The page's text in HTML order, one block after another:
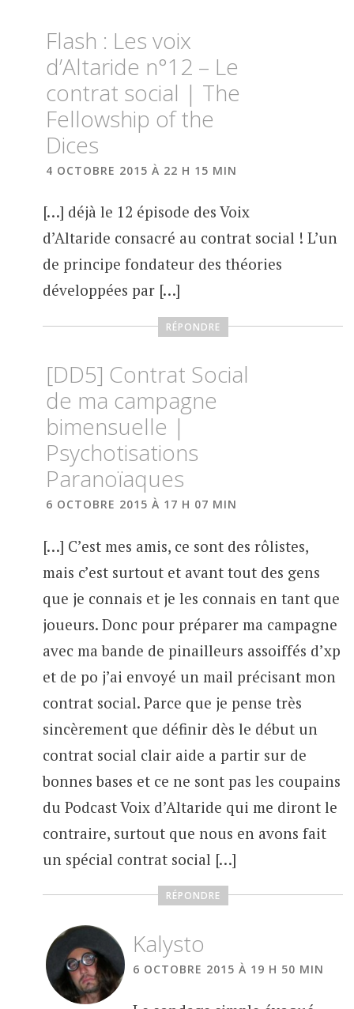
Flash : Les voix
d’Altaride n°12 – Le
contrat social | The
Fellowship of the
Dices
4 OCTOBRE 2015 À 22 H 15 MIN
[…] déjà le 12 épisode des Voix
d’Altaride consacré au contrat social ! L’un
de principe fondateur des théories
développées par […]
RÉPONDRE
[DD5] Contrat Social
de ma campagne
bimensuelle |
Psychotisations
Paranoïaques
6 OCTOBRE 2015 À 17 H 07 MIN
[…] C’est mes amis, ce sont des rôlistes,
mais c’est surtout et avant tout des gens
que je connais et je les connais en tant que
joueurs. Donc pour préparer ma campagne
avec ma bande de pinailleurs assoiffés d’xp
et de po j’ai envoyé un mail précisant mon
contrat social. Parce que je pense très
sincèrement que définir dès le début un
contrat social clair aide a partir sur de
bonnes bases et ce ne sont pas les coupains
du Podcast Voix d’Altaride qui me diront le
contraire, surtout que nous en avons fait
un spécial contrat social […]
RÉPONDRE
Kalysto
6 OCTOBRE 2015 À 19 H 50 MIN